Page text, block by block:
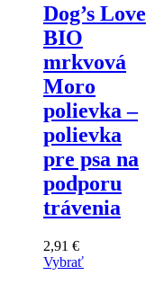
Dog’s Love
BIO
mrkvová
Moro
polievka –
polievka
pre psa na
podporu
trávenia
2,91 €
Vybrať